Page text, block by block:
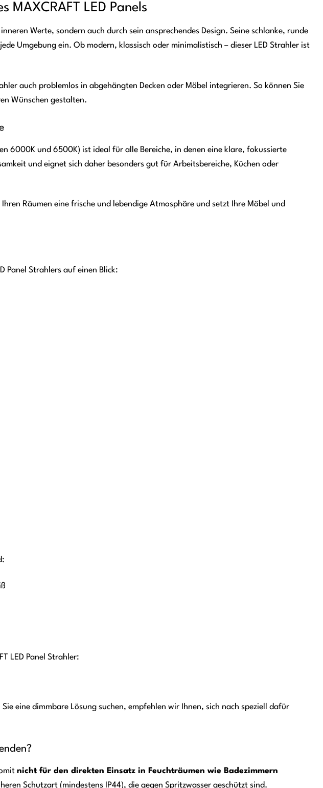
MAXCRAFT LED Panels
Werte, sondern auch durch sein ansprechendes Design. Seine schlanke, runde
Umgebung ein. Ob modern, klassisch oder minimalistisch – dieser LED Strahler ist
auch problemlos in abgehängten Decken oder Möbel integrieren. So können Sie
Wünschen gestalten.
6000K und 6500K) ist ideal für alle Bereiche, in denen eine klare, fokussierte
und eignet sich daher besonders gut für Arbeitsbereiche, Küchen oder
Räumen eine frische und lebendige Atmosphäre und setzt Ihre Möbel und
Panel Strahlers auf einen Blick:
LED Panel Strahler:
Sie eine dimmbare Lösung suchen, empfehlen wir Ihnen, sich nach speziell dafür
nicht für den direkten Einsatz in Feuchträumen wie Badezimmern
Schutzart (mindestens IP44), die gegen Spritzwasser geschützt sind.